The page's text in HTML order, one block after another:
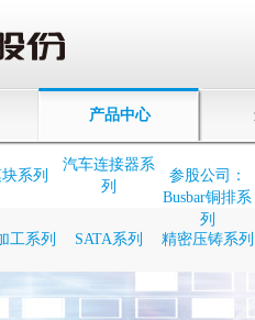
产品中心
系列
汽车连接器系
列
参股公司：
Busbar铜排系
列
工系列 SATA系列 精密压铸系列